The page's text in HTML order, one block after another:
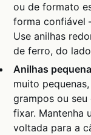
ou de formato
forma confiável
Use anilhas
de ferro, do
Anilhas
muito
grampos ou
fixar. Mantenha
voltada para a